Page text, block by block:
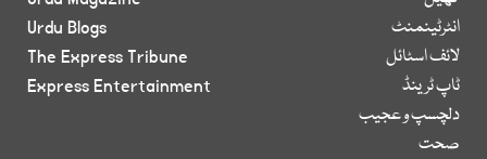
انٹرٹینمنٹ
لائف اسٹائل
ٹاپ ٹرینڈ
دلچسپ و عجیب
صحت
Urdu Blogs
The Express Tribune
Express Entertainment